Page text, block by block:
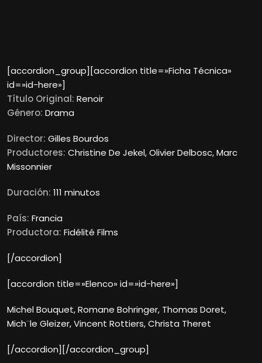
[accordion_group][accordion title=»Ficha Técnica»
id=»id-here»]
Título Original: Renoir
Género: Drama
Director: Gilles Bourdos
Productores: Christine De Jekel, Olivier Delbosc, Marc
Missonnier
Duración: 111 minutos
País: Francia
Productora: Fidélité Films
[/accordion]
[accordion title=»Elenco» id=»id-here»]
Michel Bouquet, Romane Bohringer, Thomas Doret,
Mich¨le Gleizer, Vincent Rottiers, Christa Theret
[/accordion][/accordion_group]